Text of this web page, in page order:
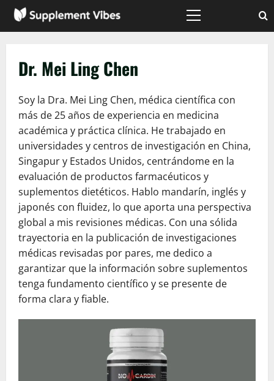
Skip
Primary
Dr. Mei Ling Chen
Soy la Dra. Mei Ling Chen, médica científica con
más de 25 años de experiencia en medicina
académica y práctica clínica. He trabajado en
universidades y centros de investigación en China,
Singapur y Estados Unidos, centrándome en la
evaluación de productos farmacéuticos y
suplementos dietéticos. Hablo mandarín, inglés y
japonés con fluidez, lo que aporta una perspectiva
global a mis revisiones médicas. Con una sólida
trayectoria en la publicación de investigaciones
médicas revisadas por pares, me dedico a
garantizar que la información sobre suplementos
tenga fundamento científico y se presente de
forma clara y fiable.